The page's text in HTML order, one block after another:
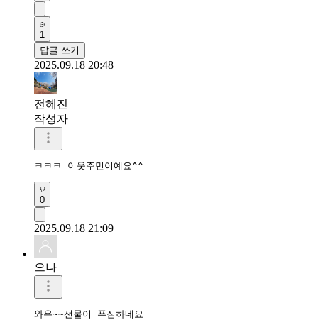
1
답글 쓰기
2025.09.18 20:48
전혜진
작성자
ㅋㅋㅋ 이웃주민이예요^^
0
2025.09.18 21:09
으나
와우~~선물이 푸짐하네요